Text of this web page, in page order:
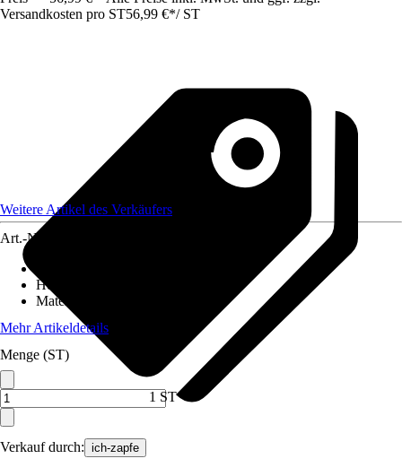
Versandkosten pro ST56,99 €*/ ST
Verkauf durch: ich-zapfe
Weitere Artikel des Verkäufers
Art.-Nr.
Höhe
Material
Mehr Artikeldetails
Menge (ST)
1 ST